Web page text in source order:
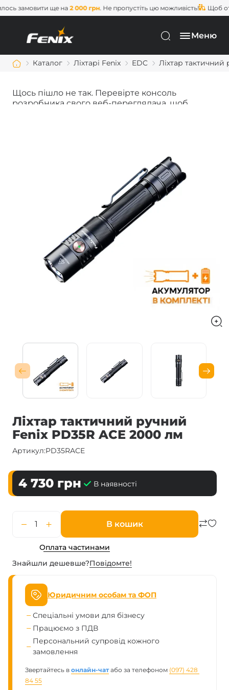
замовити ще на2 000 грн. Не пропустіть цю можливість! Щоб
Меню
Каталог Ліхтарі Fenix EDC Ліхтар
Щось пішло не так. Перевірте консоль
розробника свого веб-переглядача, щоб
Ліхтар тактичний ручний
Fenix PD35R ACE 2000 лм
Артикул:PD35RACE
4 730 грн В наявності
В кошик
Оплата частинами
Знайшли дешевше?Повiдомте!
Юридичним особам та ФОП
Спеціальні умови для бізнесу
Працюємо з ПДВ
Персональний супровід кожного
замовлення
Звертайтесь в онлайн-чат або за телефоном (097) 428
84 55